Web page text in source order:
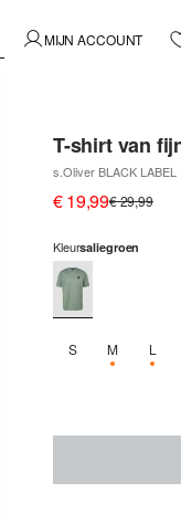
MIJN ACCOUNT
T-shirt van
s.Oliver BLACK LABEL
€ 19,99€ 29,99
Kleursaliegroen
S MNOG 1L